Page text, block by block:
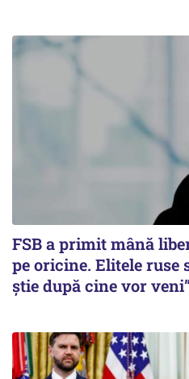
FSB a primit mână
pe oricine. Elitele ruse
știe după cine vor veni”